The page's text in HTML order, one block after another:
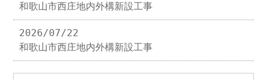
和歌山市西庄地内外構新設工事
2026/07/22
和歌山市西庄地内外構新設工事